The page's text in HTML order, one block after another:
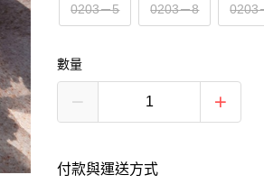
0203－5 0203－8 0203
數量
付款與運送方式